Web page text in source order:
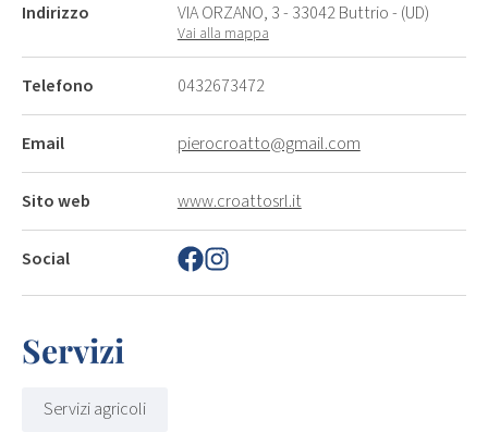
Indirizzo VIA ORZANO, 3 - 33042 Buttrio - (UD)
Vai alla mappa
Telefono 0432673472
Email pierocroatto@gmail.com
Sito web www.croattosrl.it
Social
Servizi
Servizi agricoli